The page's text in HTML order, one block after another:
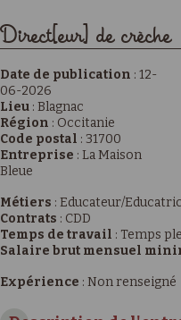
Direct[eur] de crèche
Date de publication : 12-
06-2026
Lieu : Blagnac
Région : Occitanie
Code postal : 31700
Entreprise : La Maison
Bleue
Métiers : Educateur/
Contrats : CDD
Temps de travail : Temps
Salaire brut mensuel
Expérience : Non renseigné